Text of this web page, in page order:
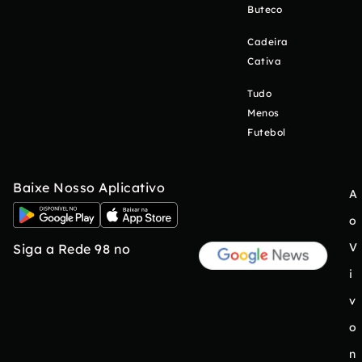
Buteco
Cadeira
Cativa
Tudo
Menos
Futebol
Baixe Nosso Aplicativo
Siga a Rede 98 no
A
o
V
i
v
o
n